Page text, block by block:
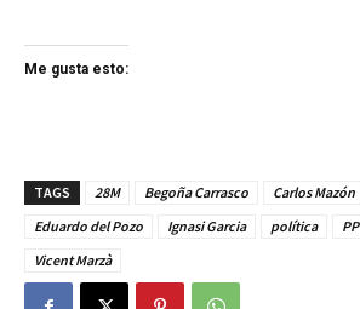
Me gusta esto:
TAGS 28M Begoña Carrasco Carlos Mazón
Eduardo del Pozo
Ignasi Garcia política PP
Vicent Marzà